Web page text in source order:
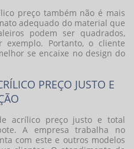
preçotambém não é mais
adequado do material que
podem ser quadrados,
exemplo. Portanto, o cliente
se encaixe no design do
PREÇO JUSTO E
acrílico preçojusto e total
A empresa trabalha no
com este e outros modelos